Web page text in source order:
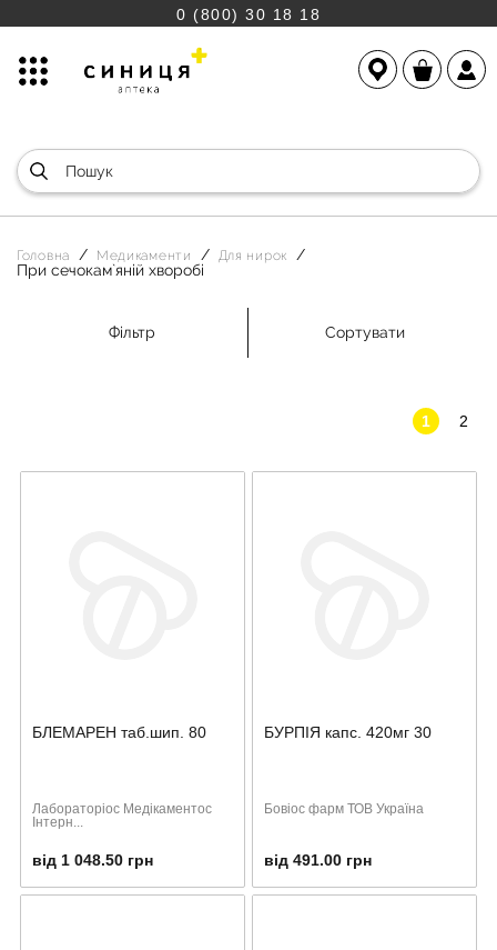
0 (800) 30 18 18
Головна Медикаменти Для нирок
При сечокам`яній хворобі
Фільтр Сортувати
1 2
БЛЕМАРЕН таб.шип. 80
Лабораторіос Медікаментос
Інтерн...
від 1 048.50 грн
БУРПІЯ капс. 420мг 30
Бовіос фарм ТОВ Україна
від 491.00 грн